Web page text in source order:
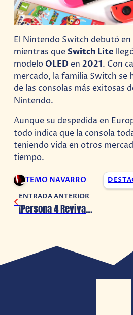
El Nintendo Switch debutó en
mientras queSwitch Lite
modelo OLED en2021. Con
mercado, la familia Switch se
de las consolas más exitosas
Nintendo.
Aunque su despedida en
todo indica que la consola
teniendo vida en otros
tiempo.
TEMO NAVARRO
ENTRADA ANTERIOR
¡Persona 4 Revival lanza un avance enfocado en Rise!